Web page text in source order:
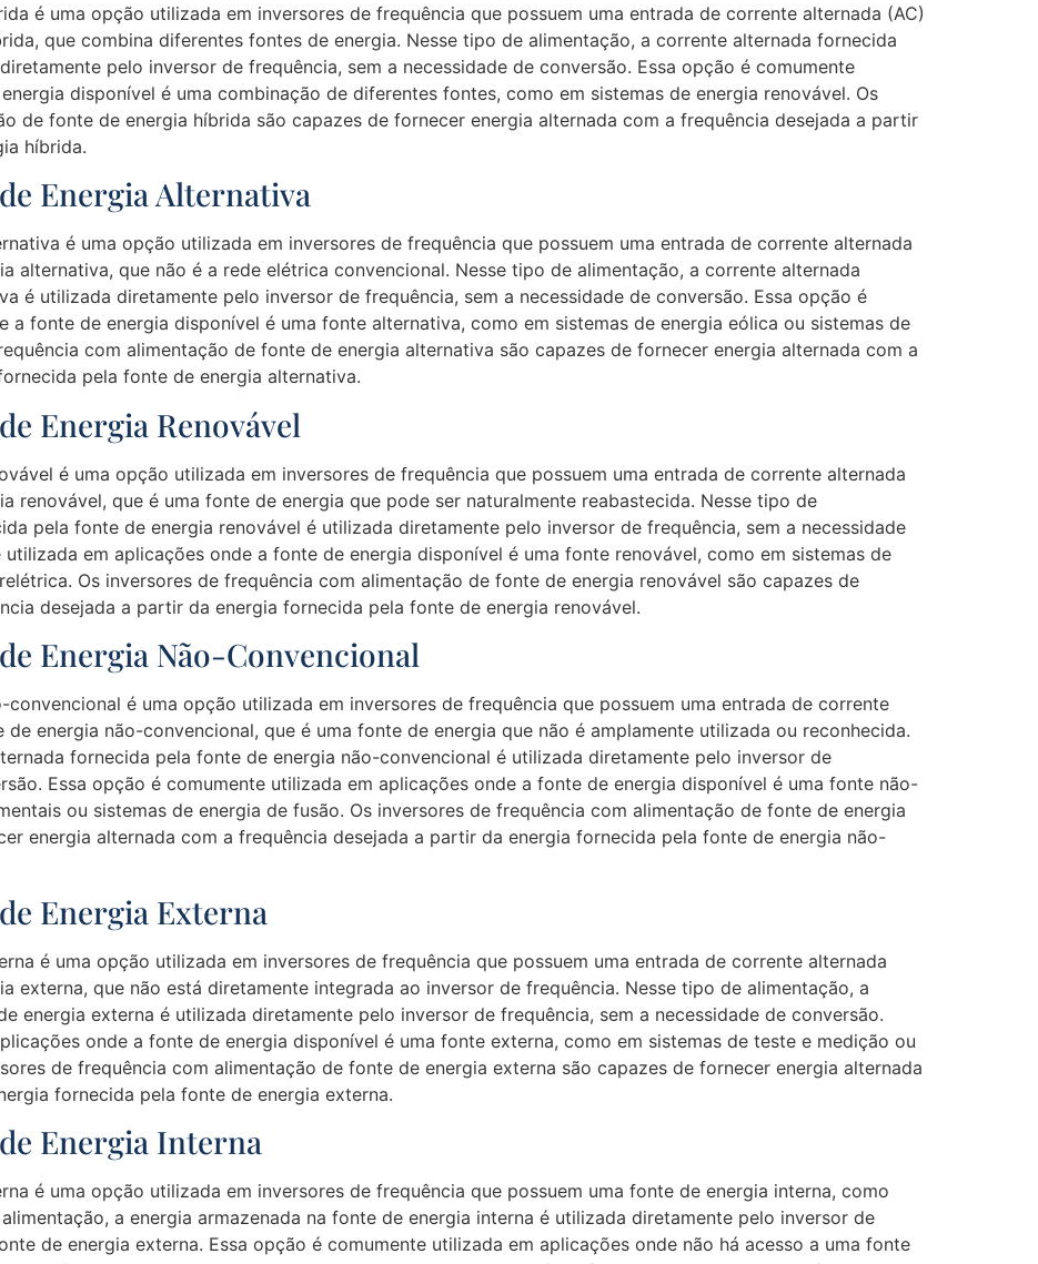
é uma opção utilizada em inversores de frequência que possuem uma entrada de corrente alternada (AC)
que combina diferentes fontes de energia. Nesse tipo de alimentação, a corrente alternada fornecida
pelo inversor de frequência, sem a necessidade de conversão. Essa opção é comumente
disponível é uma combinação de diferentes fontes, como em sistemas de energia renovável. Os
de fonte de energia híbrida são capazes de fornecer energia alternada com a frequência desejada a partir
híbrida.
Energia Alternativa
é uma opção utilizada em inversores de frequência que possuem uma entrada de corrente alternada
alternativa, que não é a rede elétrica convencional. Nesse tipo de alimentação, a corrente alternada
é utilizada diretamente pelo inversor de frequência, sem a necessidade de conversão. Essa opção é
a fonte de energia disponível é uma fonte alternativa, como em sistemas de energia eólica ou sistemas de
com alimentação de fonte de energia alternativa são capazes de fornecer energia alternada com a
pela fonte de energia alternativa.
Energia Renovável
é uma opção utilizada em inversores de frequência que possuem uma entrada de corrente alternada
renovável, que é uma fonte de energia que pode ser naturalmente reabastecida. Nesse tipo de
pela fonte de energia renovável é utilizada diretamente pelo inversor de frequência, sem a necessidade
em aplicações onde a fonte de energia disponível é uma fonte renovável, como em sistemas de
Os inversores de frequência com alimentação de fonte de energia renovável são capazes de
desejada a partir da energia fornecida pela fonte de energia renovável.
Energia Não-Convencional
é uma opção utilizada em inversores de frequência que possuem uma entrada de corrente
energia não-convencional, que é uma fonte de energia que não é amplamente utilizada ou reconhecida.
fornecida pela fonte de energia não-convencional é utilizada diretamente pelo inversor de
Essa opção é comumente utilizada em aplicações onde a fonte de energia disponível é uma fonte não-
ou sistemas de energia de fusão. Os inversores de frequência com alimentação de fonte de energia
energia alternada com a frequência desejada a partir da energia fornecida pela fonte de energia não-
Energia Externa
é uma opção utilizada em inversores de frequência que possuem uma entrada de corrente alternada
externa, que não está diretamente integrada ao inversor de frequência. Nesse tipo de alimentação, a
energia externa é utilizada diretamente pelo inversor de frequência, sem a necessidade de conversão.
onde a fonte de energia disponível é uma fonte externa, como em sistemas de teste e medição ou
de frequência com alimentação de fonte de energia externa são capazes de fornecer energia alternada
fornecida pela fonte de energia externa.
Energia Interna
é uma opção utilizada em inversores de frequência que possuem uma fonte de energia interna, como
a energia armazenada na fonte de energia interna é utilizada diretamente pelo inversor de
de energia externa. Essa opção é comumente utilizada em aplicações onde não há acesso a uma fonte